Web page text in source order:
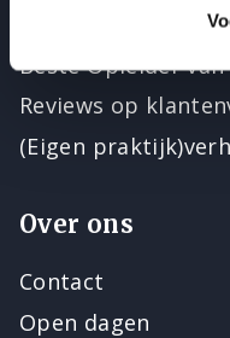
Beste Opleider van
Reviews op
(Eigen
Over ons
Contact
Open dagen